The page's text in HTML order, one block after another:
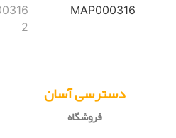
دسترسی آسان
فروشگاه